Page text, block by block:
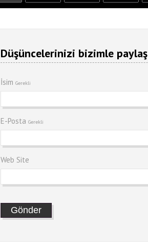
Düşüncelerinizi bizimle
İsim Gerekli
E-Posta Gerekli
Web Site